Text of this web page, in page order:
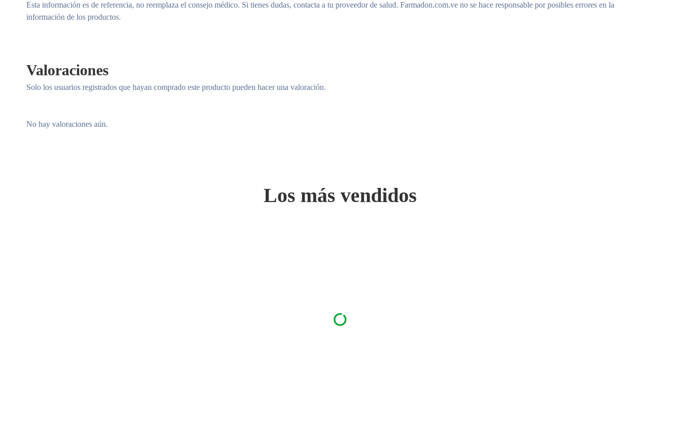
Esta información es de referencia, no reemplaza el consejo médico. Si tienes dudas, contacta a tu proveedor de salud. Farmadon.com.ve no se hace responsable por posibles errores en la
información de los productos.
Valoraciones
No hay valoraciones aún.
Solo los usuarios registrados que hayan comprado este producto pueden hacer una valoración.
Los más vendidos